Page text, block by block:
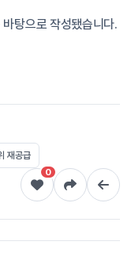
탕으로 작성됐습니다.
재공급
0